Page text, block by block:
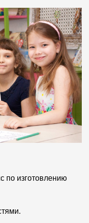
по изготовлению